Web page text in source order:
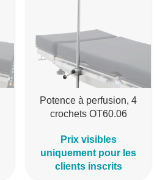
Potence à perfusion, 4
crochets OT60.06
Prix visibles
uniquement pour les
clients inscrits